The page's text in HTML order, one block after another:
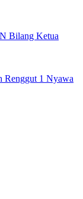
Bilang Ketua
Renggut 1 Nyawa